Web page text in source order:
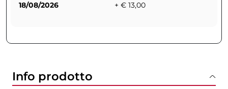
18/08/2026
+ € 13,00
Info prodotto